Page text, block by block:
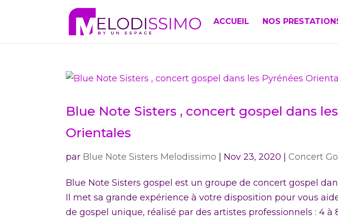
ACCUEIL NOS
Blue Note Sisters , concert gospel dans
Orientales
par Blue Note Sisters Melodissimo Nov 23, 2020 |Concert
Blue Note Sisters gospel est un groupe de concert gospel
Il met sa grande expérience à votre disposition pour vous
de gospel unique, réalisé par des artistes professionnels : 4